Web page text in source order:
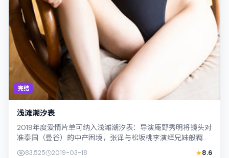
完结
浅滩潮汐表
2019年度爱情片单可纳入浅滩潮汐表：导演庵野秀明将镜头对
准泰国（曼谷）的中产困境，张译与松坂桃李演绎兄妹般羁
绊，文本层面兼顾悬疑线索与情感救赎...
83,525 2019-03-18 8.6